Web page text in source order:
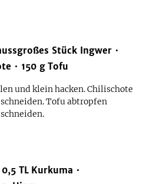
Stück Ingwer
150 g Tofu
und klein hacken. Chilischote
Tofu abtropfen
0,5 TL Kurkuma